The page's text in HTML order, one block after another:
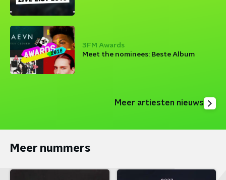
3FM Awards
Meet the nominees: Beste Album
Meer artiesten nieuws
Meer nummers